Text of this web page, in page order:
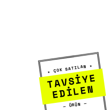
★ ÇOK SATILAN ★
TAVSİYE
EDİLEN
— ÜRÜN —